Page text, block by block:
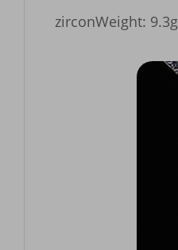
zirconWeight: 9.3g